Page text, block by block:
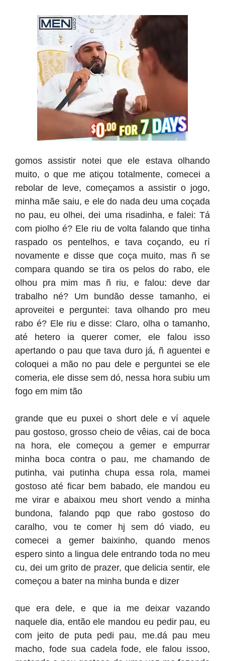
gomos assistir notei que ele estava olhando
muito, o que me atiçou totalmente, comecei a
rebolar de leve, começamos a assistir o jogo,
minha mãe saiu, e ele do nada deu uma coçada
no pau, eu olhei, dei uma risadinha, e falei: Tá
com piolho é? Ele riu de volta falando que tinha
raspado os pentelhos, e tava coçando, eu rí
novamente e disse que coça muito, mas ñ se
compara quando se tira os pelos do rabo, ele
olhou pra mim mas ñ riu, e falou: deve dar
trabalho né? Um bundão desse tamanho, ei
aproveitei e perguntei: tava olhando pro meu
rabo é? Ele riu e disse: Claro, olha o tamanho,
até hetero ia querer comer, ele falou isso
apertando o pau que tava duro já, ñ aguentei e
coloquei a mão no pau dele e perguntei se ele
comeria, ele disse sem dó, nessa hora subiu um
fogo em mim tão
grande que eu puxei o short dele e ví aquele
pau gostoso, grosso cheio de vêias, cai de boca
na hora, ele começou a gemer e empurrar
minha boca contra o pau, me chamando de
putinha, vai putinha chupa essa rola, mamei
gostoso até ficar bem babado, ele mandou eu
me virar e abaixou meu short vendo a minha
bundona, falando pqp que rabo gostoso do
caralho, vou te comer hj sem dó viado, eu
comecei a gemer baixinho, quando menos
espero sinto a lingua dele entrando toda no meu
cu, dei um grito de prazer, que delicia sentir, ele
começou a bater na minha bunda e dizer
que era dele, e que ia me deixar vazando
naquele dia, então ele mandou eu pedir pau, eu
com jeito de puta pedi pau, me.dá pau meu
macho, fode sua cadela fode, ele falou issoo,